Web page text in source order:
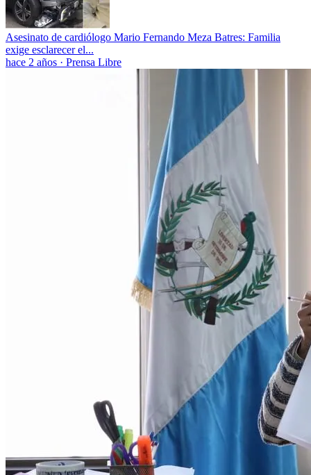
Asesinato de cardiólogo Mario Fernando Meza Batres: Familia
exige esclarecer el...
hace 2 años · Prensa Libre